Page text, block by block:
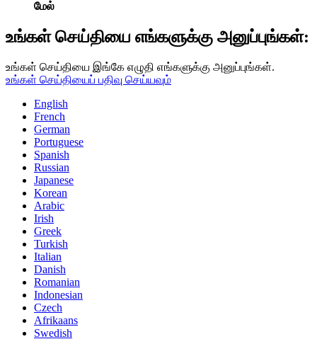
மேல்
உங்கள் செய்தியை எங்களுக்கு அனுப்புங்கள்:
உங்கள் செய்தியை இங்கே எழுதி எங்களுக்கு அனுப்புங்கள்.
உங்கள் செய்தியைப் பதிவு செய்யவும்
English
French
German
Portuguese
Spanish
Russian
Japanese
Korean
Arabic
Irish
Greek
Turkish
Italian
Danish
Romanian
Indonesian
Czech
Afrikaans
Swedish